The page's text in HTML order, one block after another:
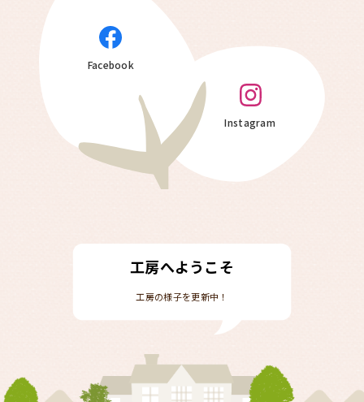
工房へようこそ
工房の様子を更新中！
Facebook
Instagram